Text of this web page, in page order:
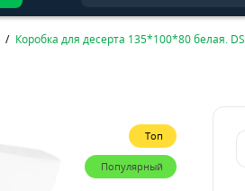
Коробка для десерта 135*100*80 белая. DS
Топ
Популярный